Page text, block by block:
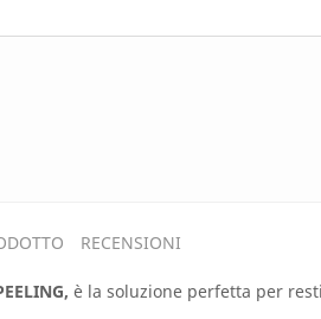
RECENSIONI
è la soluzione perfetta per